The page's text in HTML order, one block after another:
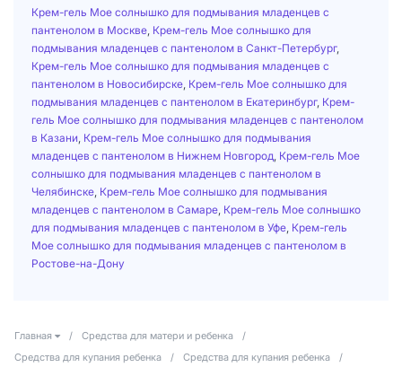
Крем-гель Мое солнышко для подмывания младенцев с
пантенолом в Москве Крем-гель Мое солнышко для
подмывания младенцев с пантенолом в Санкт-Петербург,
Крем-гель Мое солнышко для подмывания младенцев с
пантенолом в Новосибирске Крем-гель Мое солнышко для
подмывания младенцев с пантенолом в Екатеринбург, Крем-
гель Мое солнышко для подмывания младенцев с пантенолом
в Казани Крем-гель Мое солнышко для подмывания
младенцев с пантенолом в Нижнем Новгород Крем-гель Мое
солнышко для подмывания младенцев с пантенолом в
Челябинске Крем-гель Мое солнышко для подмывания
младенцев с пантенолом в Самаре Крем-гель Мое солнышко
для подмывания младенцев с пантенолом в Уфе Крем-гель
Мое солнышко для подмывания младенцев с пантенолом в
Ростове-на-Дону
Главная / Средства для матери и ребенка
/
Средства для купания ребенка
/ Средства для купания ребенка
/